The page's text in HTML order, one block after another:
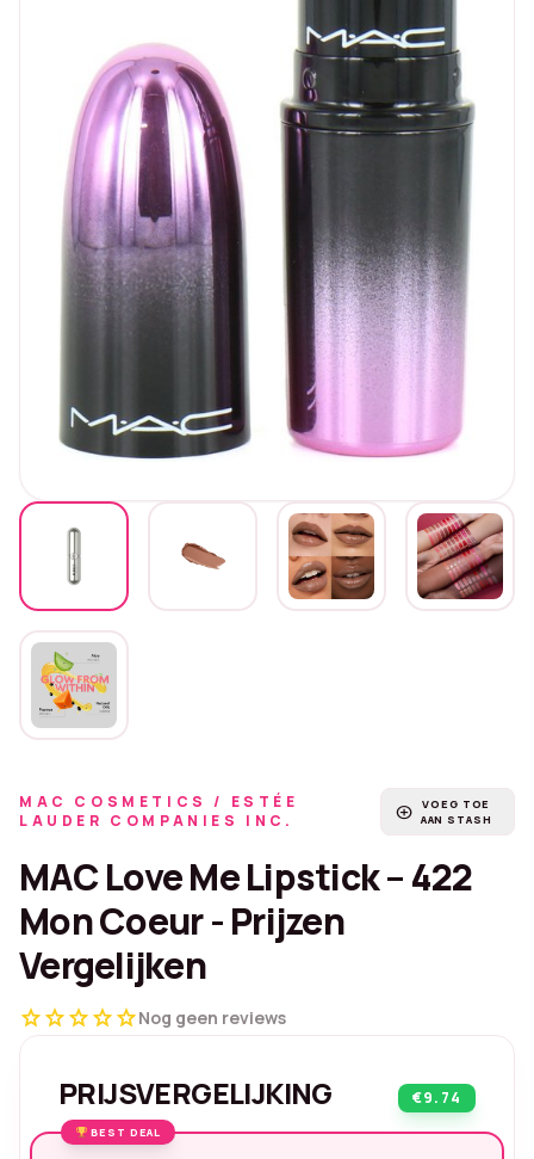
MAC COSMETICS / ESTÉE
LAUDER COMPANIES INC.
add_circle
VOEG TOE
AAN STASH
MAC Love Me Lipstick – 422
Mon Coeur - Prijzen
Vergelijken
starstarstarstarstarNog geen reviews
PRIJSVERGELIJKING €9.74
BEST DEAL